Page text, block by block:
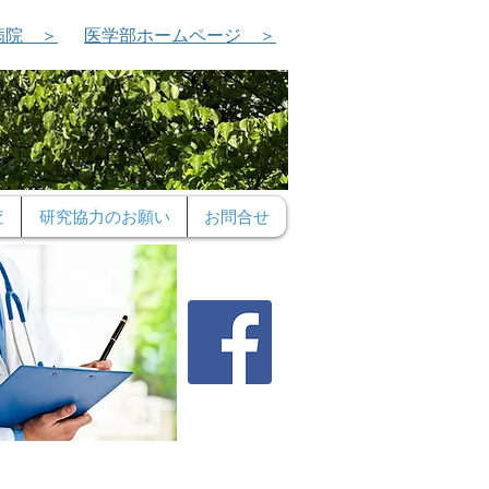
医学部ホームページ ＞
院 ＞
研究協力のお願い お問合せ